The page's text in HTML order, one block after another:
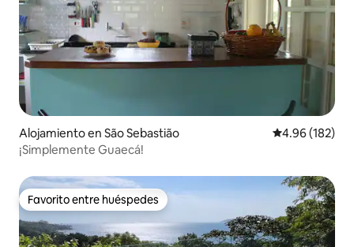
Alojamiento en São Sebastião Calificación
4.96 (182)
¡Simplemente Guaecá!
Favorito entre huéspedes
Favorito entre huéspedes